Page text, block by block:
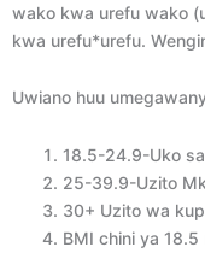
wako kwa urefu wako
kwa urefu*urefu.
Uwiano huu
18.5-24.9-Uko
25-39.9-Uzito
30+ Uzito wa
BMI chini ya